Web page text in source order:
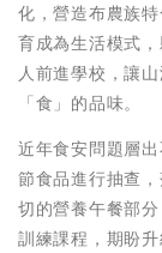
化，營造布農族
育成為生活模式
人前進學校，讓
「食」的品味。
近年食安問題層
節食品進行抽查
切的營養午餐部
訓練課程，期盼